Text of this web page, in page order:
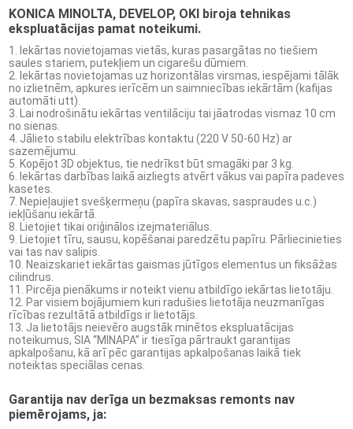
KONICA MINOLTA, DEVELOP, OKI biroja tehnikas
ekspluatācijas pamat noteikumi.
Iekārtas novietojamas vietās, kuras pasargātas no tiešiem
saules stariem, putekļiem un cigarešu dūmiem.
Iekārtas novietojamas uz horizontālas virsmas, iespējami tālāk
no izlietnēm, apkures ierīcēm un saimniecības iekārtām (kafijas
automāti utt).
Lai nodrošinātu iekārtas ventilāciju tai jāatrodas vismaz 10 cm
no sienas.
Jālieto stabilu elektrības kontaktu (220 V 50-60 Hz) ar
sazemējumu.
Kopējot 3D objektus, tie nedrīkst būt smagāki par 3 kg.
Iekārtas darbības laikā aizliegts atvērt vākus vai papīra padeves
kasetes.
Nepieļaujiet svešķermeņu (papīra skavas, saspraudes u.c.)
iekļūšanu iekārtā.
Lietojiet tikai oriģinālos izejmateriālus.
Lietojiet tīru, sausu, kopēšanai paredzētu papīru. Pārliecinieties
vai tas nav salipis.
Neaizskariet iekārtas gaismas jūtīgos elementus un fiksāžas
cilindrus.
Pircēja pienākums ir noteikt vienu atbildīgo iekārtas lietotāju.
Par visiem bojājumiem kuri radušies lietotāja neuzmanīgas
rīcības rezultātā atbildīgs ir lietotājs.
Ja lietotājs neievēro augstāk minētos ekspluatācijas
noteikumus, SIA “MINAPA” ir tiesīga pārtraukt garantijas
apkalpošanu, kā arī pēc garantijas apkalpošanas laikā tiek
noteiktas speciālas cenas.
Garantija nav derīga un bezmaksas remonts nav
piemērojams, ja:
Disknaži (7)
Ekrāni (2)
Biroja preces (1)
Fotorāmji (4)
Pulksteņi (5)
Seifi (2)
Aizsarglīdzekļi (3)
Piederumi rakstīšanai un zīmēšanai
(4)
Kafija (4)
Grīdas nosegpaklāji (3)
Atslēgu skapīši (13)
Ziemassvētku preces (14)